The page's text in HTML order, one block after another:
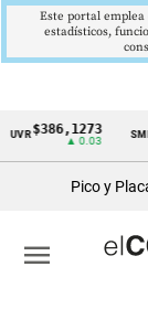
Cintillo
económicos
Colombia
▲ 0.03
SMMLV
Pico y
menu
Este portal
estadísticos,